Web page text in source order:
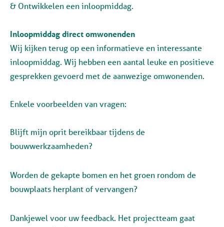
& Ontwikkelen een inloopmiddag.
Inloopmiddag direct omwonenden
Wij kijken terug op een informatieve en interessante
inloopmiddag. Wij hebben een aantal leuke en positieve
gesprekken gevoerd met de aanwezige omwonenden.
Enkele voorbeelden van vragen:
Blijft mijn oprit bereikbaar tijdens de
bouwwerkzaamheden?
Worden de gekapte bomen en het groen rondom de
bouwplaats herplant of vervangen?
Dankjewel voor uw feedback. Het projectteam gaat